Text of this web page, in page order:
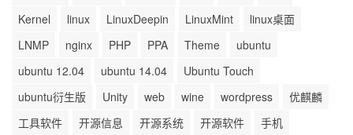
Kernel
linux LinuxDeepin LinuxMint
linux桌面
LNMP
nginx PHP PPA Theme
ubuntu
ubuntu 12.04
ubuntu 14.04
Ubuntu Touch
ubuntu衍生版
Unity web wine wordpress
优麒麟
工具软件
开源信息 开源系统 开源软件
手机